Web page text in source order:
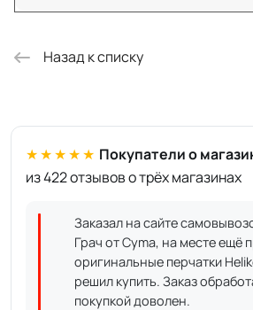
Назад к списку
★★★★★ Покупатели о
из 422 отзывов о трёх магазинах
Заказал на сайте
Грач от Cyma, на месте ещё
оригинальные перчатки
решил купить. Заказ
покупкой доволен.